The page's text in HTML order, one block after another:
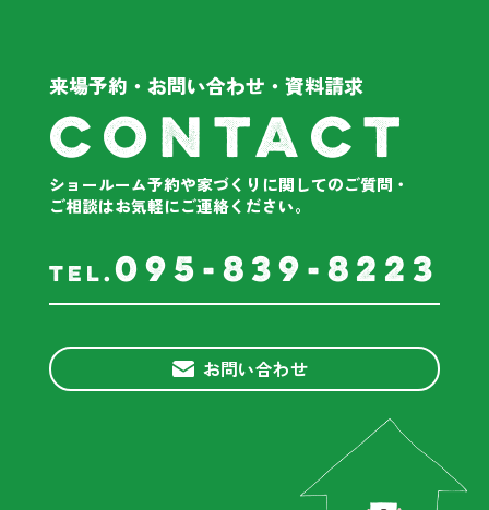
来場予約・お問い合わせ・資料請求
contact
ショールーム予約や家づくりに関してのご質問・
ご相談はお気軽にご連絡ください。
tel.095-839-8223
お問い合わせ